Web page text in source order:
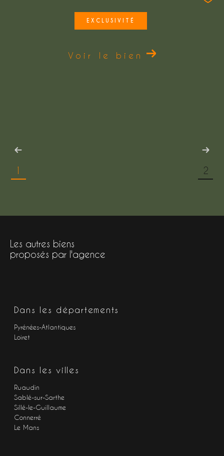
EXCLUSIVITÉ
Voir le bien
1 2
Les autres biens
proposés par l'agence
Dans les départements
Pyrénées-Atlantiques
Loiret
Dans les villes
Ruaudin
Sablé-sur-Sarthe
Sillé-le-Guillaume
Connerré
Le Mans